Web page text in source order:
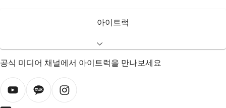
아이트럭
공식 미디어 채널에서 아이트럭을 만나보세요